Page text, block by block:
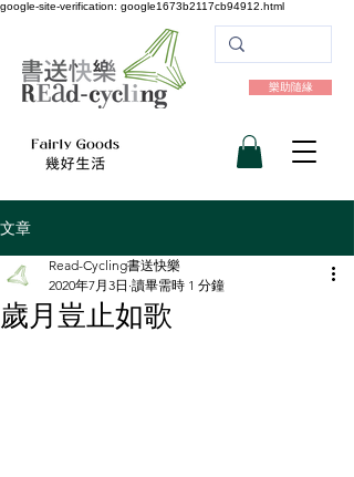
google-site-verification: google1673b2117cb94912.html
樂助隨緣
文章
歲月豈止如歌
Read-Cycling書送快樂
2020年7月3日 讀畢需時 1 分鐘